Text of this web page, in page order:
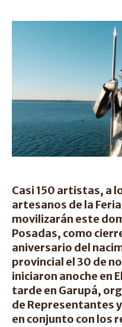
Casi 150 artistas, a
artesanos de la
movilizarán este
Posadas, como
aniversario del
provincial el 30 de
iniciaron anoche en
tarde en Garupá,
de Representantes
en conjunto con los